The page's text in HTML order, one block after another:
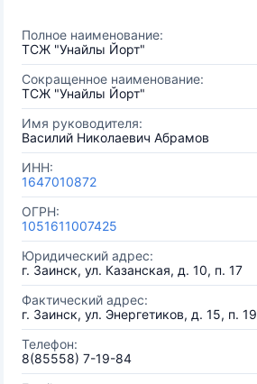
Полное наименование:
ТСЖ "Унайлы Йорт"
Сокращенное наименование:
ТСЖ "Унайлы Йорт"
Имя руководителя:
Василий Николаевич Абрамов
ИНН:
1647010872
ОГРН:
1051611007425
Юридический адрес:
г. Заинск, ул. Казанская, д. 10, п. 17
Фактический адрес:
г. Заинск, ул. Энергетиков, д. 15, п. 19
Телефон:
8(85558) 7-19-84